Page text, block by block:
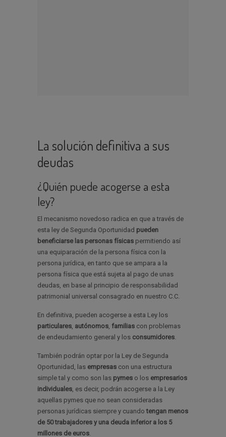
La solución definitiva a sus
deudas
¿Quién puede acogerse a esta
ley?
El mecanismo novedoso radica en que a través de
esta ley de Segunda Oportunidad pueden
beneficiarse las personas físicas permitiendo así
una equiparación de la persona física con la
persona jurídica, en tanto que se ampara a la
persona física que está sujeta al pago de unas
deudas, en base al principio de responsabilidad
patrimonial universal consagrado en nuestro C.C.
En definitiva, pueden acogerse a esta Ley los
particulares, autónomos, familias con problemas
de endeudamiento general y los consumidores.
También podrán optar por la Ley de Segunda
Oportunidad, las empresas con una estructura
simple tal y como son las pymes o los empresarios
individuales, es decir, podrán acogerse a la Ley
aquellas pymes que no sean consideradas
personas jurídicas siempre y cuandotengan menos
de 50 trabajadores y una deuda inferior a los 5
millones de euros.